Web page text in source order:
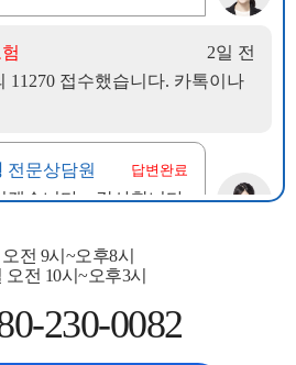
전 9시~오후8시
오전 10시~오후3시
230-0082